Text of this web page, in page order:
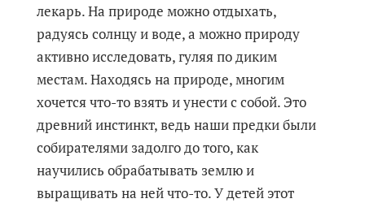
лекарь. На природе можно отдыхать,
радуясь солнцу и воде, а можно природу
активно исследовать, гуляя по диким
местам. Находясь на природе, многим
хочется что-то взять и унести с собой. Это
древний инстинкт, ведь наши предки были
собирателями задолго до того, как
научились обрабатывать землю и
выращивать на ней что-то. У детей этот